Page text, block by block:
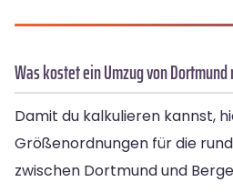
Was kostet ein Umzug von Dortmund
Damit du kalkulieren kannst,
Größenordnungen für die
zwischen Dortmund und